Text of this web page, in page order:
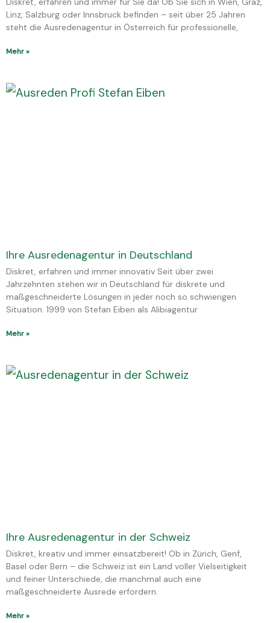
Linz, Salzburg oder Innsbruck befinden – seit über 25 Jahren
steht die Ausredenagentur in Österreich für professionelle,
Mehr »
Ihre Ausredenagentur in Deutschland
Diskret, erfahren und immer innovativ Seit über zwei
Jahrzehnten stehen wir in Deutschland für diskrete und
maßgeschneiderte Lösungen in jeder noch so schwierigen
Situation. 1999 von Stefan Eiben als Alibiagentur
Mehr »
Ihre Ausredenagentur in der Schweiz
Diskret, kreativ und immer einsatzbereit! Ob in Zürich, Genf,
Basel oder Bern – die Schweiz ist ein Land voller Vielseitigkeit
und feiner Unterschiede, die manchmal auch eine
maßgeschneiderte Ausrede erfordern.
Mehr »